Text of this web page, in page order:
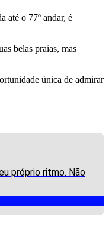
até o 77º andar, é
belas praias, mas
única de admirar
próprio ritmo. Não